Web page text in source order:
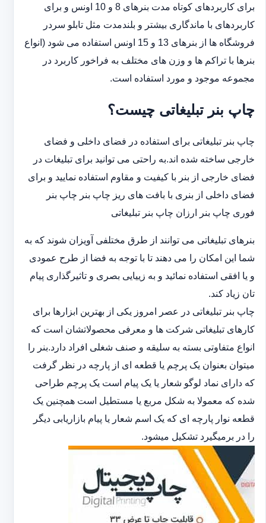
‏برای کاربردهای کوتاه مدت بنرهای 8 و 10 اونس و برای
کاربردهای با ماندگاری بیشتر و بلندمدت مثل تابلو سردر
‏فروشگاه ها از بنرهای 13 و 15 اونس استفاده می شود (انواع
بنرها با تراکم ها و وزن های مختلف به فراخور کاربرد در
‏مجموعه موجود و مورد استفاده است.
چاپ بنر تبلیغاتی چیست؟
چاپ بنر تبلیغاتی برای استفاده در فضای داخلی و فضای
خارجی ساخته شده اند.به راحتی می توانید برای تبلیغات در
فضای خارجی از بنر با کیفیت و مقاوم استفاده نمایید و برای
فضای داخلی از بنری با بافت های ریز چاپ بنر چاپ بنر
فوری چاپ بنر ارزان چاپ بنر تبلیغاتی
بنرهای تبلیغاتی می توانند از طرق مختلفی آویزان شوند که به
شما این امکان را می دهند تا با توجه به فضا از طرح عمودی
و یا افقی استفاده نمائید و به زییایی بصری و تاثیرگذاری پیام
تان زیاد کند.
چاپ بنر تبلیغاتی در عصر امروز یکی از بهترین ابزارها برای
کارهای تبلیغاتی شرکت ها و معرفی محصولاتشان است که
انواع متفاوتی بسته به سلیقه و صنف شغلی افراد دارد.بنر را
میتوان بعنوان یک پرچم یا قطعه ای از پارچه در نظر گرفت
که دارای نماد لوگو شعار یا یک پیام است یک پرچم طراحی
شده که معمولا به شکل مربع یا مستطیل است همچنین یک
قطعه نوار پارچه ای که یک اسم شعار یا پیام بازاریابی دیگر
را در برمیگیرد تشکیل میشود.